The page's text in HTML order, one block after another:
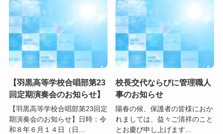
【羽黒高等学校合唱部第23
回定期演奏会のお知らせ】
【羽黒高等学校合唱部第23回定
期演奏会のお知らせ】日時：令
和８年６月１４日（日...
校長交代ならびに管理職人
事のお知らせ
陽春の候、保護者の皆様におか
れましては、益々ご清祥のこと
とお慶び申し上げます...